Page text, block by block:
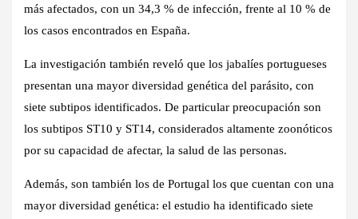
más afectados, con un 34,3 % de infección, frente al 10 % de
los casos encontrados en España.
La investigación también reveló que los jabalíes portugueses
presentan una mayor diversidad genética del parásito, con
siete subtipos identificados. De particular preocupación son
los subtipos ST10 y ST14, considerados altamente zoonóticos
por su capacidad de afectar, la salud de las personas.
Además, son también los de Portugal los que cuentan con una
mayor diversidad genética: el estudio ha identificado siete